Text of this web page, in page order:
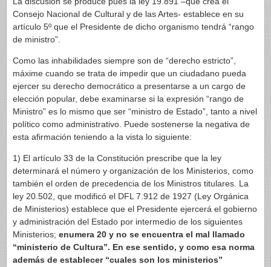
Consejo Nacional de Cultural y de las Artes- establece en su
artículo 5º que el Presidente de dicho organismo tendrá “rango
de ministro”.
Como las inhabilidades siempre son de “derecho estricto”,
máxime cuando se trata de impedir que un ciudadano pueda
ejercer su derecho democrático a presentarse a un cargo de
elección popular, debe examinarse si la expresión “rango de
Ministro” es lo mismo que ser “ministro de Estado”, tanto a nivel
político como administrativo. Puede sostenerse la negativa de
esta afirmación teniendo a la vista lo siguiente:
1) El artículo 33 de la Constitución prescribe que la ley
determinará el número y organización de los Ministerios, como
también el orden de precedencia de los Ministros titulares. La
ley 20.502, que modificó el DFL 7.912 de 1927 (Ley Orgánica
de Ministerios) establece que el Presidente ejercerá el gobierno
y administración del Estado por intermedio de los siguientes
Ministerios; enumera 20 y no se encuentra el mal llamado
“ministerio de Cultura”. En ese sentido, y como esa norma
además de establecer “cuales son los ministerios”